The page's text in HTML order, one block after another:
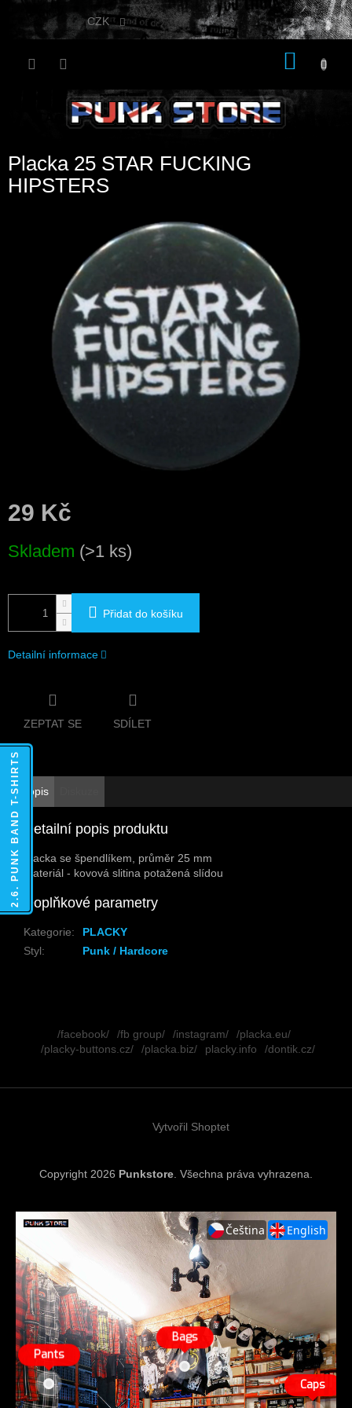
Přejít
CZK
Placka 25 STAR FUCKING
HIPSTERS
29 Kč
cena:
Skladem (>1 ks)
Přidat do košíku
Detailní informace
ZEPTAT SE SDÍLET
Popis
Detailní popis produktu
Placka se špendlíkem, průměr 25 mm
Materiál - kovová slitina potažená slídou
Doplňkové parametry
Kategorie:
PLACKY
Styl: Punk / Hardcore
/facebook/ /fb group/ /instagram/
/placka.eu/
/placky-buttons.cz/
/placka.biz/ placky.info /dontik.cz/
Vytvořil Shoptet
Copyright 2026 Punkstore . Všechna práva vyhrazena.
2.6. PUNK BAND T-SHIRTS